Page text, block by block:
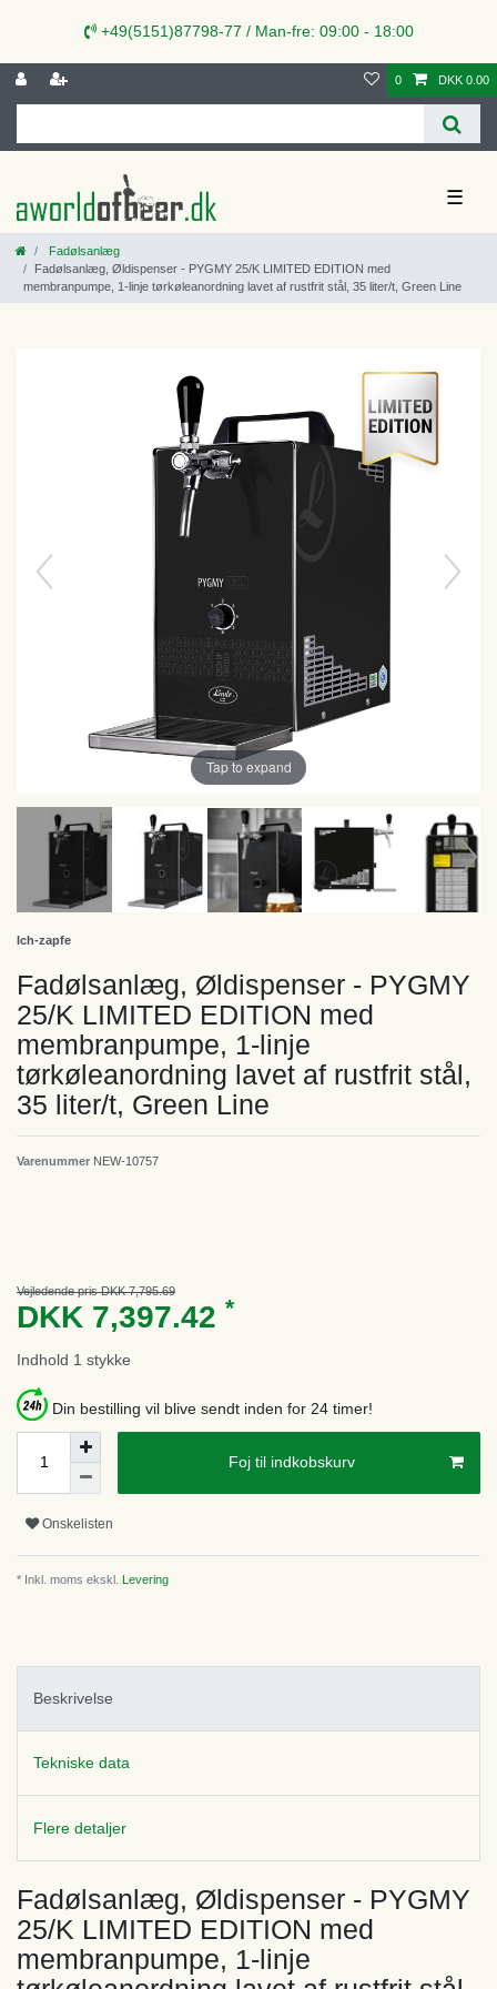
+49(5151)87798-77 / Man-fre: 09:00 - 18:00
0 DKK 0.00
☰
Fadølsanlæg
Fadølsanlæg, Øldispenser - PYGMY 25/K LIMITED EDITION med
membranpumpe, 1-linje tørkøleanordning lavet af rustfrit stål, 35 liter/t, Green Line
Tap to expand
Ich-zapfe
Fadølsanlæg, Øldispenser - PYGMY
25/K LIMITED EDITION med
membranpumpe, 1-linje
tørkøleanordning lavet af rustfrit stål,
35 liter/t, Green Line
Varenummer NEW-10757
Vejledende pris DKK 7,795.69
DKK 7,397.42 *
Indhold 1 stykke
Din bestilling vil blive sendt inden for 24 timer!
Foj til indkobskurv
Onskelisten
* Inkl. moms ekskl. Levering
Beskrivelse
Tekniske data
Flere detaljer
Fadølsanlæg, Øldispenser - PYGMY
25/K LIMITED EDITION med
membranpumpe, 1-linje